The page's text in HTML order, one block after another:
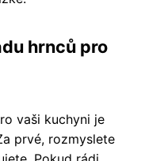
hrnců pro
vaši kuchyni je
prvé, rozmyslete